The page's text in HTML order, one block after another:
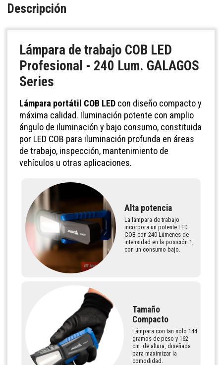
Descripción
Lámpara de trabajo COB LED
Profesional - 240 Lum. GALAGOS
Series
Lámpara portátil COB LED con diseño compacto y
máxima calidad. Iluminación potente con amplio
ángulo de iluminación y bajo consumo, constituida
por LED COB para iluminación profunda en áreas
de trabajo, inspección, mantenimiento de
vehículos u otras aplicaciones.
Alta potencia
La lámpara de trabajo
incorpora un potente LED
COB con 240 Lúmenes de
intensidad en la posición 1,
con un consumo bajo.
Tamaño
Compacto
Lámpara con tan solo 144
gramos de peso y 162
cm. de altura, diseñada
para maximizar la
comodidad.